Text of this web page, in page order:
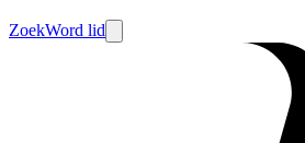
ZoekWord lid